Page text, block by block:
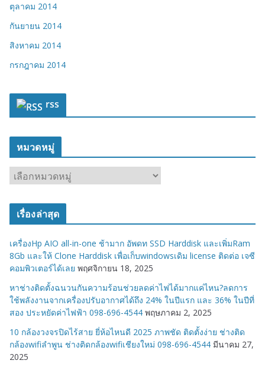
ตุลาคม 2014
กันยายน 2014
สิงหาคม 2014
กรกฎาคม 2014
rss
หมวดหมู่
ม
ว
มู่
เรื่องล่าสุด
เครื่องHp AIO all-in-one ช้ามาก อัพดท SSD Harddisk และเพิ่มRam
8Gb และให้ Clone Harddisk เพื่อเก็บwindowsเดิม license ติดต่อ เจซี
คอมพิวเตอร์ได้เลย พฤศจิกายน 18, 2025
หาช่างติดตั้งฉนวนกันความร้อนช่วยลดค่าไฟได้มากแค่ไหน?ลดการ
ใช้พลังงานจากเครื่องปรับอากาศได้ถึง 24% ในปีแรก และ 36% ในปีที่
สอง ประหยัดค่าไฟฟ้า 098-696-4544 พฤษภาคม 2, 2025
10 กล้องวงจรปิดไร้สาย ยี่ห้อไหนดี 2025 ภาพชัด ติดตั้งง่าย ช่างติด
กล้องwifiลำพูน ช่างติดกล้องwifiเชียงใหม่ 098-696-4544 มีนาคม 27,
2025